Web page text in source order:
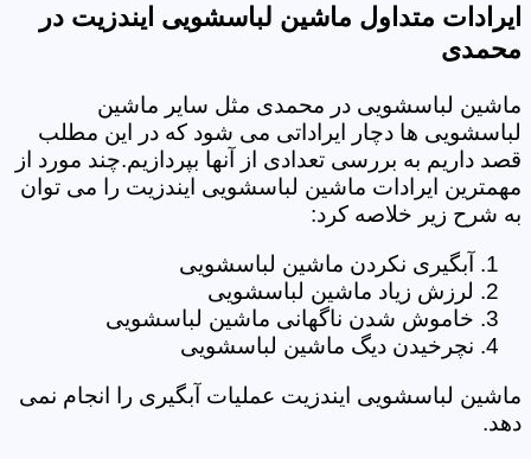
ایرادات متداول ماشین لباسشویی ایندزیت در
محمدی
ماشین لباسشویی در محمدی مثل سایر ماشین
لباسشویی ها دچار ایراداتی می شود که در این مطلب
قصد داریم به بررسی تعدادی از آنها بپردازیم.چند مورد از
مهمترین ایرادات ماشین لباسشویی ایندزیت را می توان
به شرح زیر خلاصه کرد:
آبگیری نکردن ماشین لباسشویی
لرزش زیاد ماشین لباسشویی
خاموش شدن ناگهانی ماشین لباسشویی
نچرخیدن دیگ ماشین لباسشویی
ماشین لباسشویی ایندزیت عملیات آبگیری را انجام نمی
دهد.